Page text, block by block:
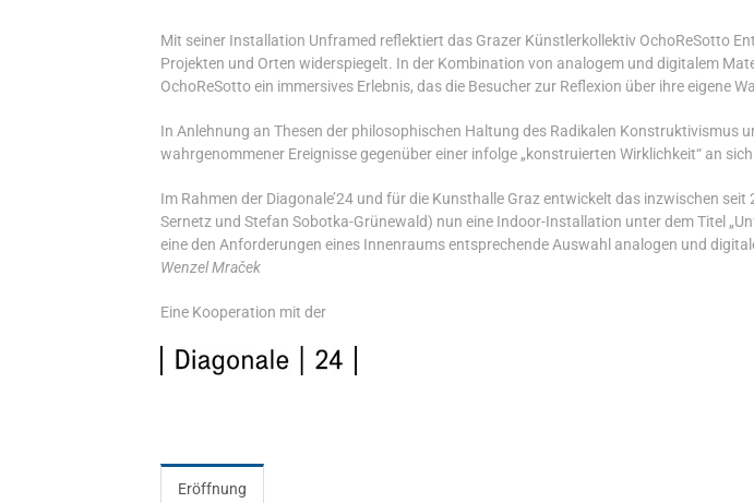
Mit seiner Installation Unframed reflektiert das Grazer Künstlerkollektiv OchoReSotto
Projekten und Orten widerspiegelt. In der Kombination von analogem und digitalem
OchoReSotto ein immersives Erlebnis, das die Besucher zur Reflexion über ihre eigene
In Anlehnung an Thesen der philosophischen Haltung des Radikalen Konstruktivismus
wahrgenommener Ereignisse gegenüber einer infolge „konstruierten Wirklichkeit“ an
Im Rahmen der Diagonale’24 und für die Kunsthalle Graz entwickelt das inzwischen
Sernetz und Stefan Sobotka-Grünewald) nun eine Indoor-Installation unter dem Titel
eine den Anforderungen eines Innenraums entsprechende Auswahl analogen und
Wenzel Mraček
Eine Kooperation mit der
Eröffnung